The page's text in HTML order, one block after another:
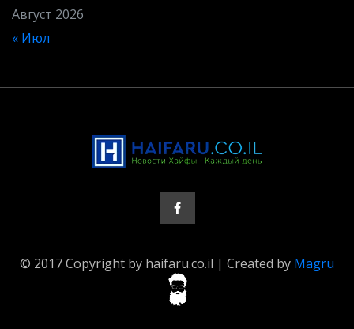
Август 2026
« Июл
© 2017 Copyright by haifaru.co.il | Created by Magru